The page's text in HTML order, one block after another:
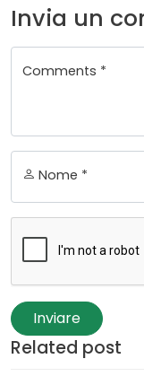
Invia un
Comments *
Nome *
Inviare
Related post